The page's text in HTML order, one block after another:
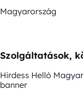
Magyarország
Szolgáltatások,
Hirdess Helló
banner